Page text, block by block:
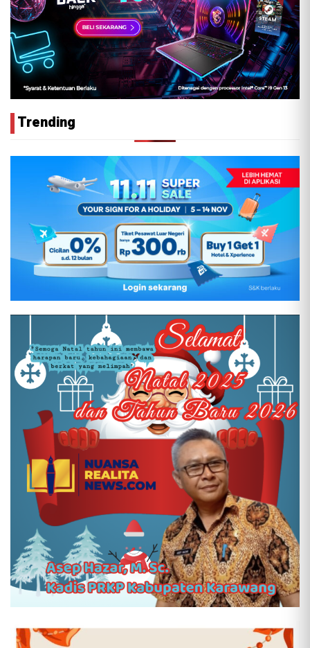
Trending